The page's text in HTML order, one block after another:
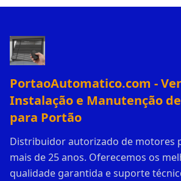
PortaoAutomatico.com -
Instalação e Manutenção
para Portão
Distribuidor autorizado de motores
mais de 25 anos. Oferecemos os
qualidade garantida e suporte